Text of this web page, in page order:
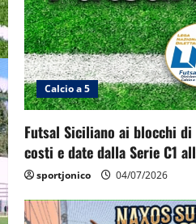
t
i
o
n
Calcio a 5
Futsal Siciliano ai blocchi di
costi e date dalla Serie C1
sportjonico 04/07/2026